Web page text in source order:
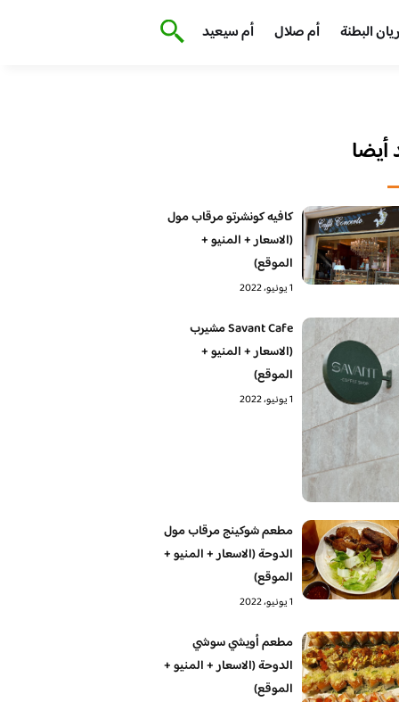
البطنة أم صلال أم سيعيد
كافيه كونشرتو مرقاب مول
(الاسعار + المنيو +
الموقع)
1 يونيو، 2022
Savant Cafe مشيرب
(الاسعار + المنيو +
الموقع)
1 يونيو، 2022
مطعم شوكينج مرقاب مول
الدوحة (الاسعار + المنيو +
الموقع)
1 يونيو، 2022
مطعم أويشي سوشي
الدوحة (الاسعار + المنيو +
الموقع)